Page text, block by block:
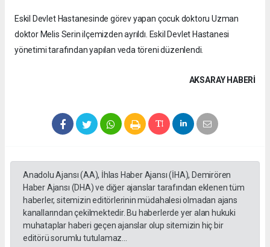
Eskil Devlet Hastanesinde görev yapan çocuk doktoru Uzman
doktor Melis Serin ilçemizden ayrıldı. Eskil Devlet Hastanesi
yönetimi tarafından yapılan veda töreni düzenlendi.
AKSARAY HABERİ
Anadolu Ajansı (AA), İhlas Haber Ajansı (İHA), Demirören
Haber Ajansı (DHA) ve diğer ajanslar tarafından eklenen tüm
haberler, sitemizin editörlerinin müdahalesi olmadan ajans
kanallarından çekilmektedir. Bu haberlerde yer alan hukuki
muhataplar haberi geçen ajanslar olup sitemizin hiç bir
editörü sorumlu tutulamaz...